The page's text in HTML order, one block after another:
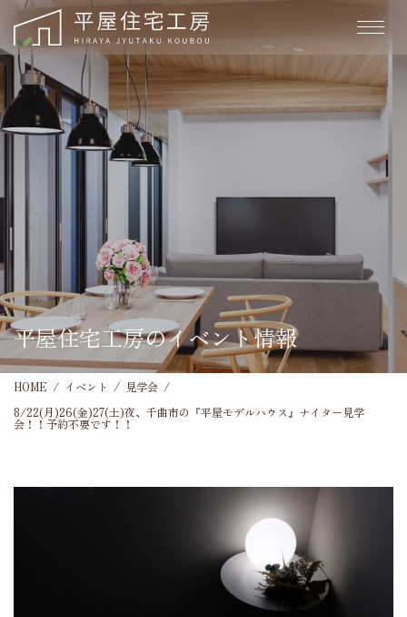
平屋住宅工房のイベント情報
HOME イベント
見学会
8/22(月)26(金)27(土)夜、千曲市の『平屋モデルハウス』ナイター見学
会！！予約不要です！！